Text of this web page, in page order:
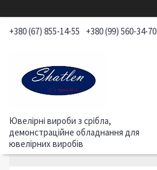
+380 (67) 855-14-55 +380 (99) 560-34-70
Ювелірні вироби з срібла,
демонстраційне обладнання для
ювелірних виробів